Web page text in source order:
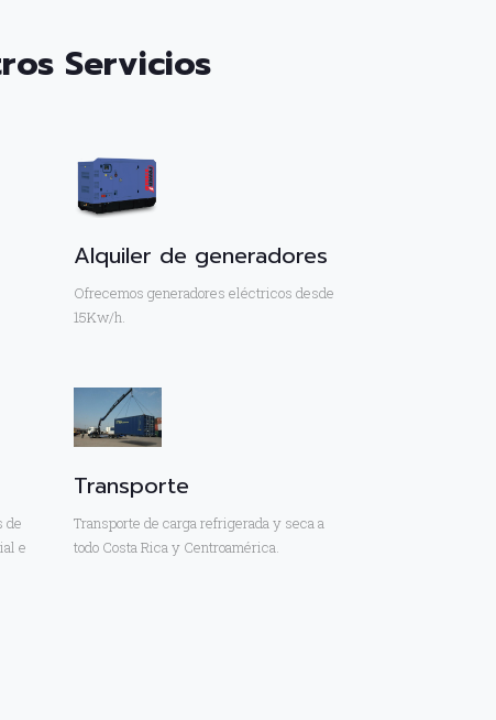
Servicios
Alquiler de generadores
Ofrecemos generadores eléctricos desde
15Kw/h.
de
e
Transporte
Transporte de carga refrigerada y seca a
todo Costa Rica y Centroamérica.